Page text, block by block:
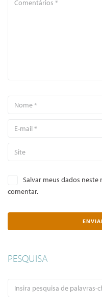
Salvar meus dados neste
comentar.
PESQUISA